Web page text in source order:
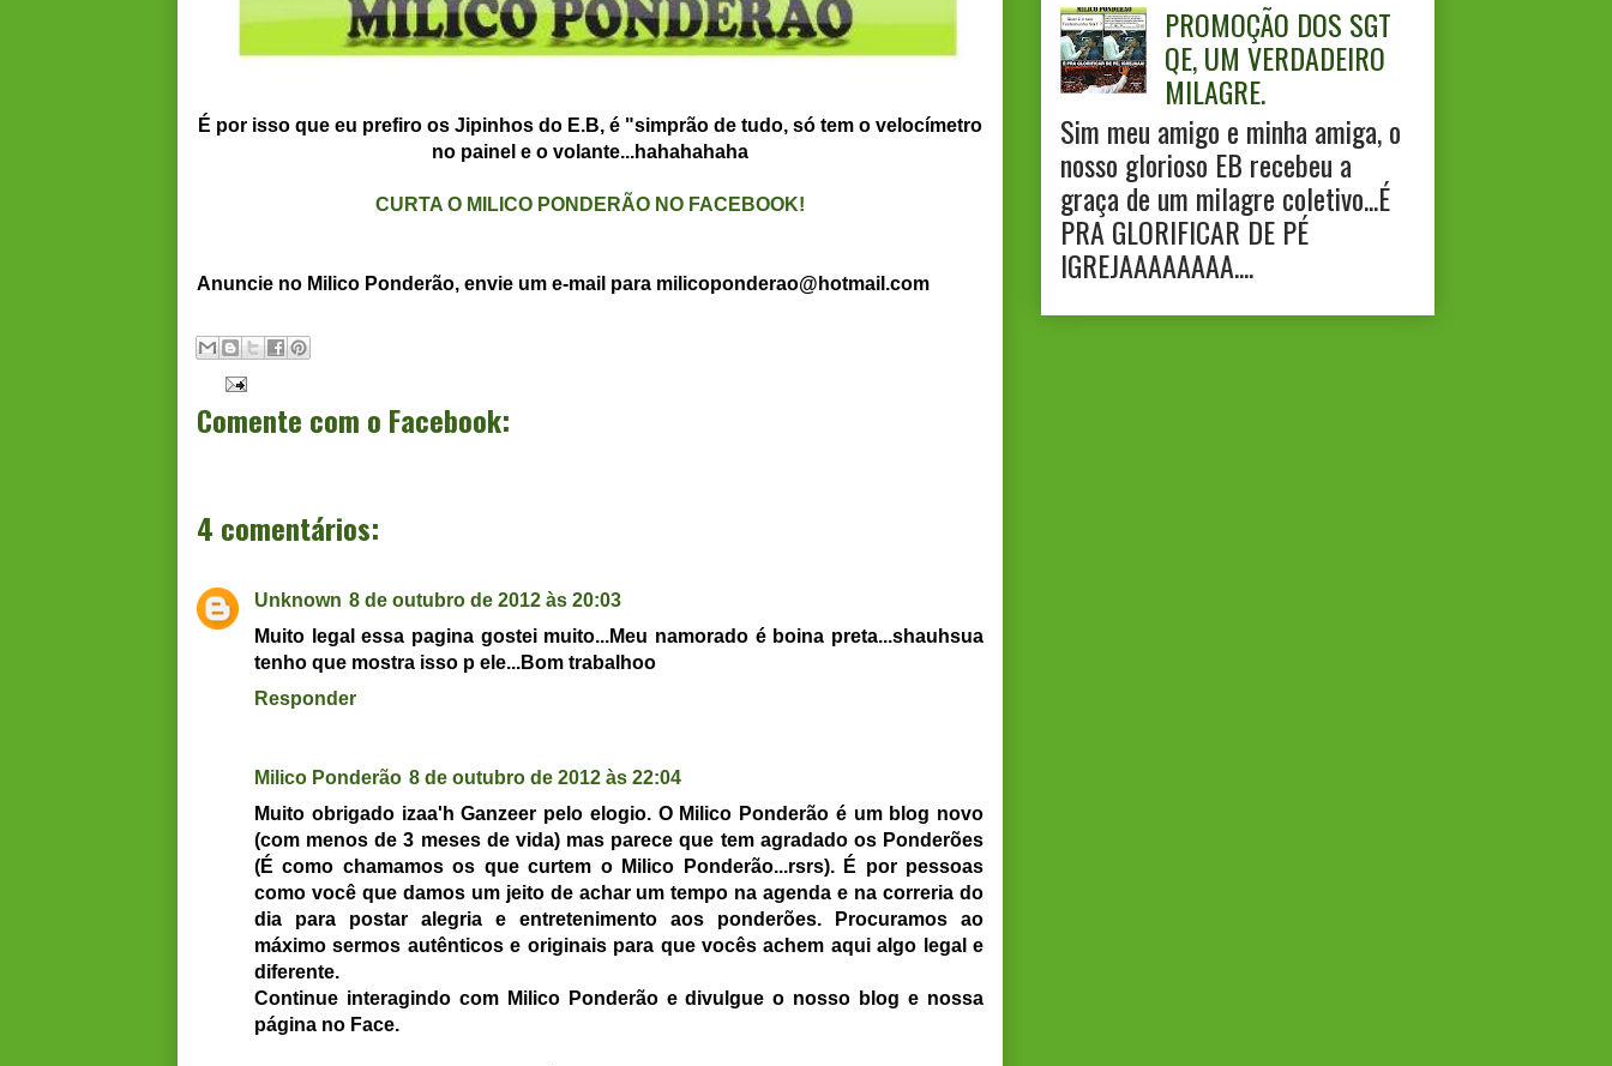
É por isso que eu prefiro os Jipinhos do E.B, é "simprão de tudo, só tem o velocímetro
no painel e o volante...hahahahaha
CURTA O MILICO PONDERÃO NO FACEBOOK!
Anuncie no Milico Ponderão, envie um e-mail para milicoponderao@hotmail.com
Comente com o Facebook:
4 comentários:
Unknown 8 de outubro de 2012 às 20:03
Muito legal essa pagina gostei muito...Meu namorado é boina preta...shauhsua
tenho que mostra isso p ele...Bom trabalhoo
Responder
Milico Ponderão 8 de outubro de 2012 às 22:04
Muito obrigado izaa'h Ganzeer pelo elogio. O Milico Ponderão é um blog novo
(com menos de 3 meses de vida) mas parece que tem agradado os Ponderões
(É como chamamos os que curtem o Milico Ponderão...rsrs). É por pessoas
como você que damos um jeito de achar um tempo na agenda e na correria do
dia para postar alegria e entretenimento aos ponderões. Procuramos ao
máximo sermos autênticos e originais para que vocês achem aqui algo legal e
diferente.
Continue interagindo com Milico Ponderão e divulgue o nosso blog e nossa
página no Face.
PROMOÇÃO DOS SGT
QE, UM VERDADEIRO
MILAGRE.
Sim meu amigo e minha amiga, o
nosso glorioso EB recebeu a
graça de um milagre coletivo...É
PRA GLORIFICAR DE PÉ
IGREJAAAAAAAA....